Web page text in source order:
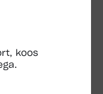
koos
peab olema